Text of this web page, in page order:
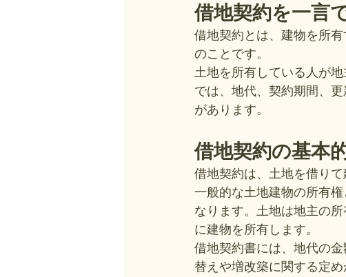
借地契約を一言
借地契約とは、建物を所
のことです。
土地を所有している人が
では、地代、契約期間、
があります。
借地契約の基本
借地契約は、土地を借りて
一般的な土地建物の所有
なります。土地は地主の
に建物を所有します。
借地契約書には、地代の
替えや増改築に関する定